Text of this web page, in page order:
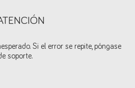
Si el error se repite, póngase
soporte.